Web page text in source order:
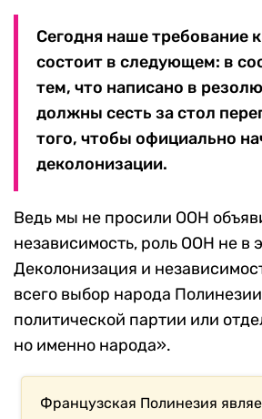
Сегодня наше требование
состоит в следующем: в
тем, что написано в
должны сесть за стол
того, чтобы официально
деколонизации.
Ведь мы не просили ООН
независимость, роль ООН не в
Деколонизация и
всего выбор народа
политической партии или
но именно народа».
Французская Полинезия